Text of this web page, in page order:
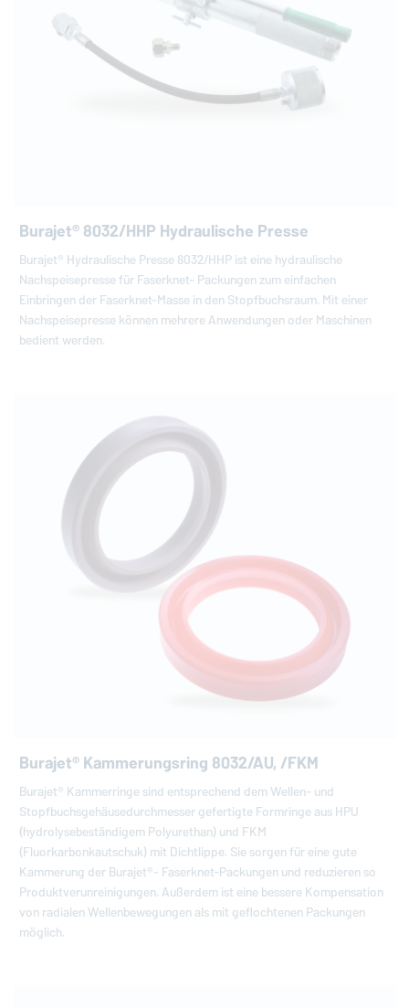
Burajet® 8032/HHP Hydraulische Presse
Burajet® Hydraulische Presse 8032/HHP ist eine hydraulische
Nachspeisepresse für Faserknet- Packungen zum einfachen
Einbringen der Faserknet-Masse in den Stopfbuchsraum. Mit einer
Nachspeisepresse können mehrere Anwendungen oder Maschinen
bedient werden.
Burajet® Kammerungsring 8032/AU, /FKM
Burajet® Kammerringe sind entsprechend dem Wellen- und
Stopfbuchsgehäusedurchmesser gefertigte Formringe aus HPU
(hydrolysebeständigem Polyurethan) und FKM
(Fluorkarbonkautschuk) mit Dichtlippe. Sie sorgen für eine gute
Kammerung der Burajet®- Faserknet-Packungen und reduzieren so
Produktverunreinigungen. Außerdem ist eine bessere Kompensation
von radialen Wellenbewegungen als mit geflochtenen Packungen
möglich.